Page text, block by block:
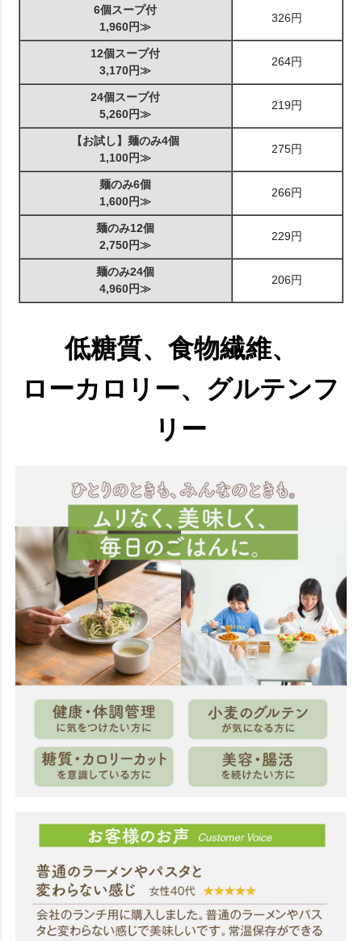
6個スープ付
1,960円≫
326円
12個スープ付
3,170円≫
264円
24個スープ付
5,260円≫
219円
【お試し】麺のみ4個
1,100円≫
275円
麺のみ6個
1,600円≫
266円
麺のみ12個
2,750円≫
229円
麺のみ24個
4,960円≫
206円
低糖質、食物繊維、
ローカロリー、グルテンフ
リー